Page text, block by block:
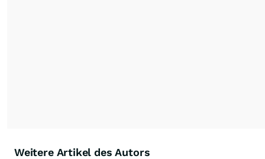
Weitere Artikel des Autors